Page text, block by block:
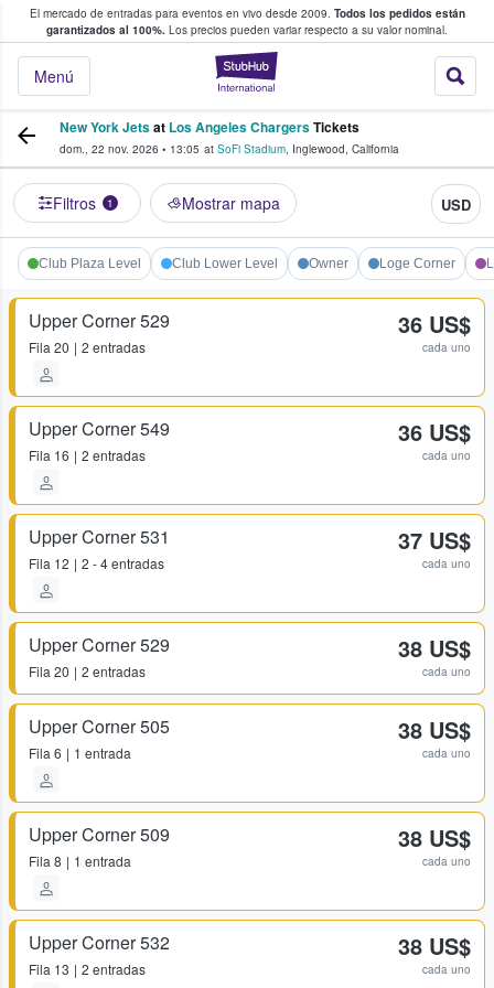
El mercado de entradas para eventos en vivo desde 2009. Todos los pedidos están
garantizados al 100%. Los precios pueden variar respecto a su valor nominal.
StubHub:
Menú
y venta de entradas entre fans
New York Jetsat Los Angeles ChargersTickets
dom., 22 nov. 2026 • 13:05 at SoFi Stadium, Inglewood, California
Filtros 1 Mostrar mapa USD
Club Plaza Level Club Lower Level Owner Loge Corner
Upper Corner 529
Fila 20 2 entradas
36 US$
cada uno
Upper Corner 549
Fila 16 2 entradas
36 US$
cada uno
Upper Corner 531
Fila 12 2 - 4 entradas
37 US$
cada uno
Upper Corner 529
Fila 20 2 entradas
38 US$
cada uno
Upper Corner 505
Fila 6 1 entrada
38 US$
cada uno
Upper Corner 509
Fila 8 1 entrada
38 US$
cada uno
Upper Corner 532
Fila 13 2 entradas
38 US$
cada uno